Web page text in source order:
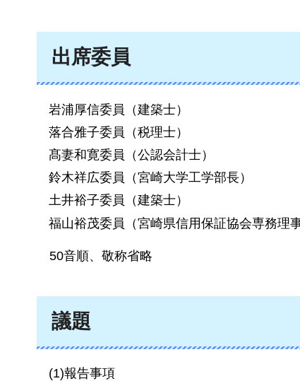
出席委員
岩浦厚信委員（建築士）
落合雅子委員（税理士）
髙妻和寛委員（公認会計士）
鈴木祥広委員（宮崎大学工学部長）
土井裕子委員（建築士）
福山裕茂委員（宮崎県信用保証協会専務理事
50音順、敬称省略
議題
(1)報告事項